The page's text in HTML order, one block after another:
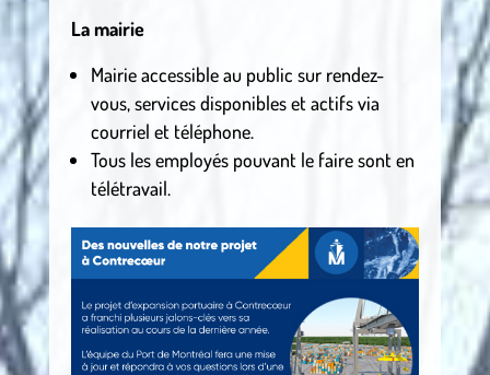
La mairie
Mairie accessible au public sur rendez-
vous, services disponibles et actifs via
courriel et téléphone.
Tous les employés pouvant le faire sont en
télétravail.